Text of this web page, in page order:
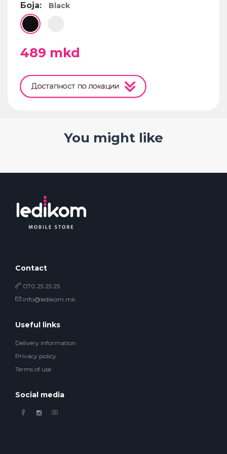
Боја: Black
489 mkd
Достапност по локации
You might like
Contact
070 25 25 25
info@ledikom.mk
Useful links
Delivery information
Privacy policy
Terms of use
Social media